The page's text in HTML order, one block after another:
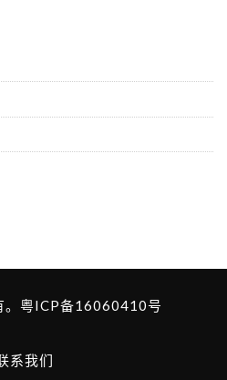
粤ICP备16060410号
系我们